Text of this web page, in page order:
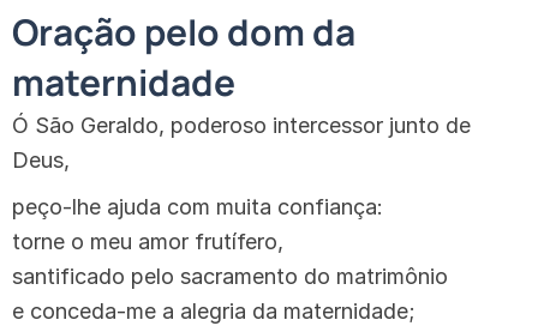
Oração pelo dom da
maternidade
Ó São Geraldo, poderoso intercessor junto de
Deus,
peço-lhe ajuda com muita confiança:
torne o meu amor frutífero,
santificado pelo sacramento do matrimônio
e conceda-me a alegria da maternidade;